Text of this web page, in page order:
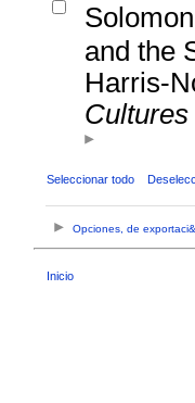
and the
Harris-
Seleccionar todo
Opciones, de
Inicio